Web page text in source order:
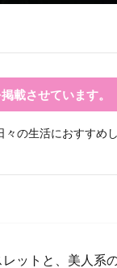
載させています。
々の生活におすすめ
レットと、美人